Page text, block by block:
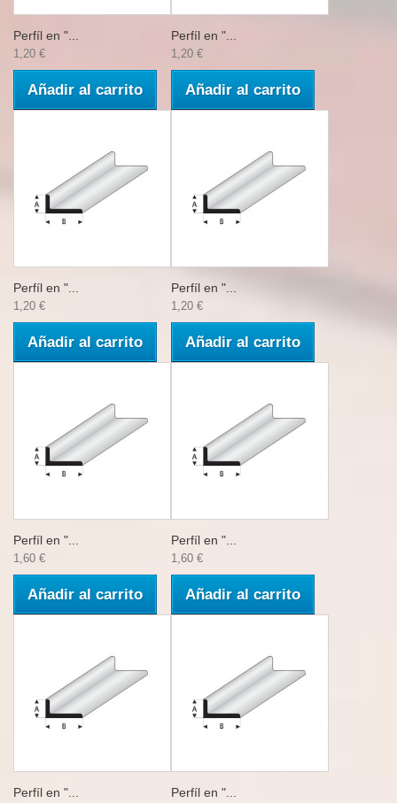
Perfíl en "...
1,20 €
Añadir al carrito
Perfíl en "...
1,20 €
Añadir al carrito
Perfíl en "...
1,20 €
Añadir al carrito
Perfíl en "...
1,20 €
Añadir al carrito
Perfíl en "...
1,60 €
Añadir al carrito
Perfíl en "...
1,60 €
Añadir al carrito
Perfíl en "... Perfíl en "...